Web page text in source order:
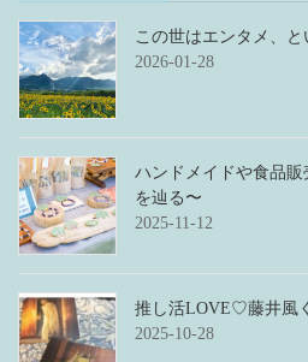
この世はエンタメ、
2026-01-28
ハンドメイドや食品
を辿る〜
2025-11-12
推し活LOVE♡藤井風
2025-10-28